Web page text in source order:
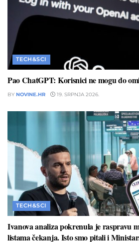
TECH&SCI
Pao ChatGPT: Korisnici ne mogu do
BY NOVINE.HR 19. SRPNJA 2026.
TECH&SCI
Ivanova analiza pokrenula je raspravu
listama čekanja. Isto smo pitali i